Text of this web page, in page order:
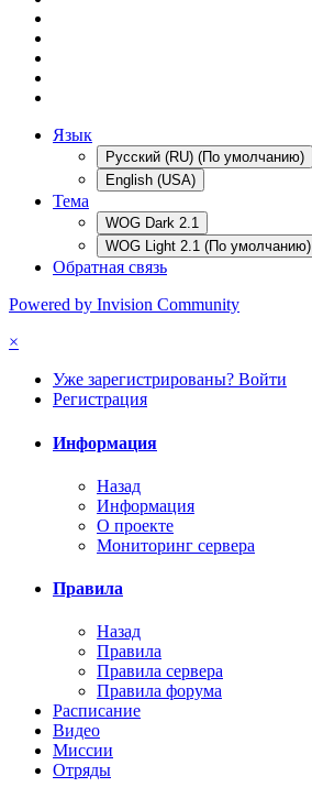
Язык
Русский (RU) (По умолчанию)
English (USA)
Тема
WOG Dark 2.1
WOG Light 2.1 (По умолчанию)
Обратная связь
Powered by Invision Community
×
Уже зарегистрированы? Войти
Регистрация
Информация
Назад
Информация
О проекте
Мониторинг сервера
Правила
Назад
Правила
Правила сервера
Правила форума
Расписание
Видео
Миссии
Отряды